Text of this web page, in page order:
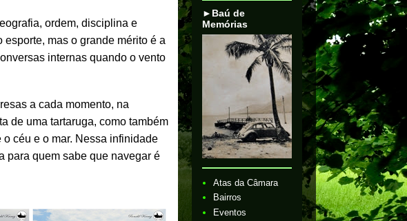
ordem, disciplina e
mas o grande mérito é a
internas quando o vento
a cada momento, na
de uma tartaruga, como também
céu e o mar. Nessa infinidade
para quem sabe que navegar é
►Baú de
Memórias
Atas da Câmara
Bairros
Eventos